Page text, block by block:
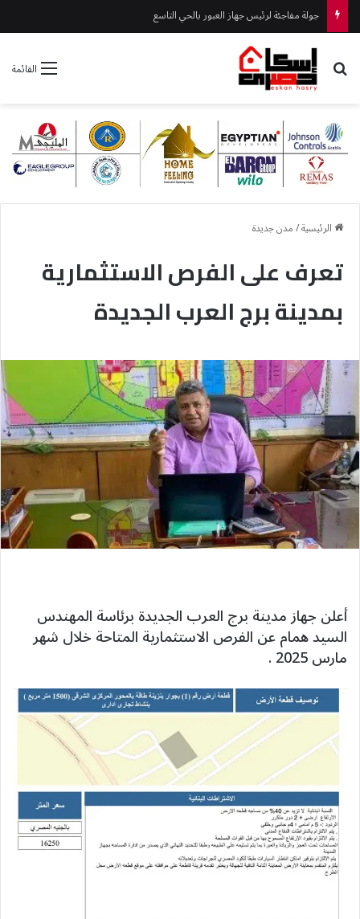
جهاز حدائق أكتوبر يواصل أعمال التطوير بطريق الحي الإيطالي
القائمة بحث عن
الرئيسية/مدن جديدة
تعرف على الفرص الاستثمارية
بمدينة برج العرب الجديدة
أعلن جهاز مدينة برج العرب الجديدة برئاسة المهندس
السيد همام عن الفرص الاستثمارية المتاحة خلال شهر
مارس 2025 .